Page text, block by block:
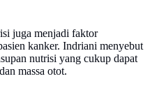
juga menjadi faktor
kanker. Indriani menyebut
nutrisi yang cukup dapat
massa otot.